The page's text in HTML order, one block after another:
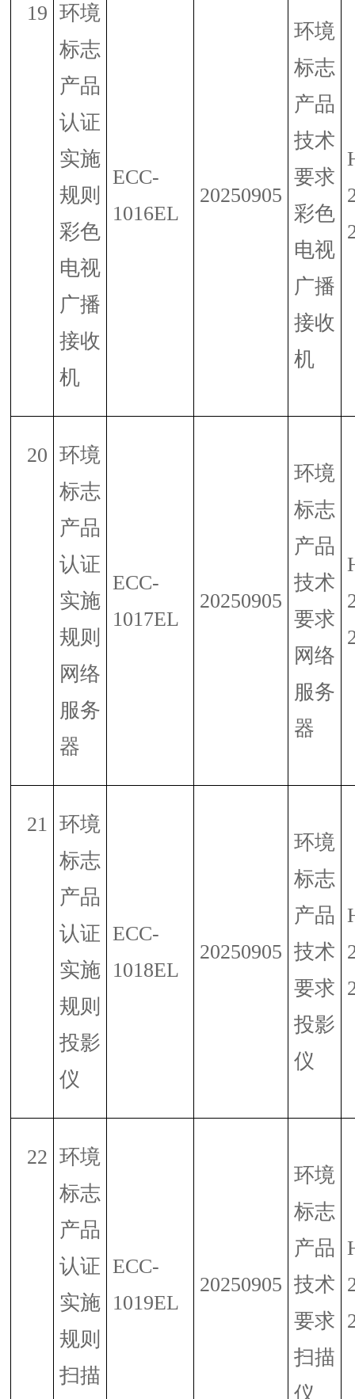
19 环境
标志
产品
认证
实施
规则
彩色
电视
广播
接收
机
ECC-
1016EL
20250905
环境
标志
产品
技术
要求
彩色
电视
广播
接收
机
20 环境
标志
产品
认证
实施
规则
网络
服务
器
ECC-
1017EL
20250905
环境
标志
产品
技术
要求
网络
服务
器
21
环境
标志
产品
认证
实施
规则
投影
仪
ECC-
1018EL
20250905
环境
标志
产品
技术
要求
投影
仪
22 环境
标志
产品
认证
实施
规则
扫描
ECC-
1019EL
20250905
环境
标志
产品
技术
要求
扫描
仪